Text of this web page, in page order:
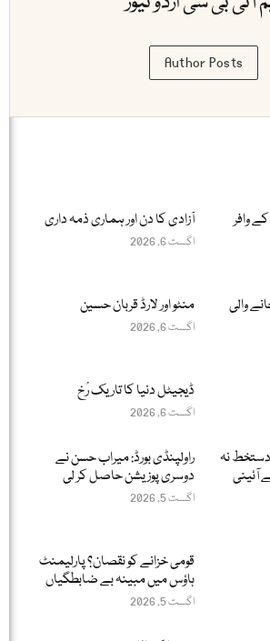
Author Posts
وافر
آزادی کا دن اور ہماری ذمہ داری
اگست 6, 2026
والی
منٹو اور لارڈ قربان حسین
اگست 6, 2026
ڈیجیٹل دنیا کا تاریک رُخ
اگست 6, 2026
نہ
آئینی
راولپنڈی بورڈ: میراب حسن نے
دوسری پوزیشن حاصل کر لی
اگست 5, 2026
قومی خزانے کو نقصان؟ پارلیمنٹ
ہاؤس میں مبینہ بے ضابطگیاں
اگست 5, 2026